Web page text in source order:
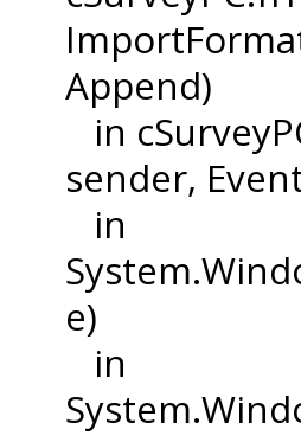
Append)
in
sender,
in
e)
in